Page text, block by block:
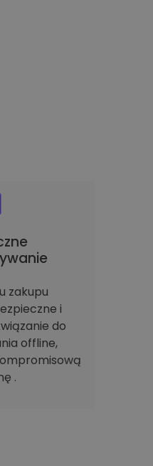
zakupu
i
do
offline,
.